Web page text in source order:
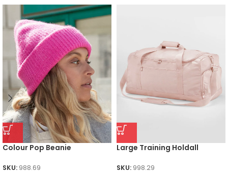
Colour Pop Beanie
SKU: 988.69
Large Training Holdall
SKU: 998.29